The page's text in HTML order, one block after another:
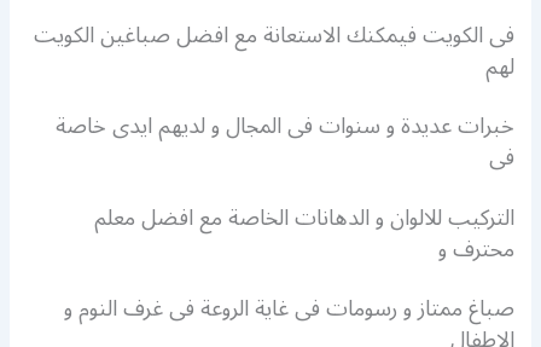
فى الكويت فيمكنك الاستعانة مع افضل صباغين الكويت
لهم
خبرات عديدة و سنوات فى المجال و لديهم ايدى خاصة
فى
التركيب للالوان و الدهانات الخاصة مع افضل معلم
محترف و
صباغ ممتاز و رسومات فى غاية الروعة فى غرف النوم و